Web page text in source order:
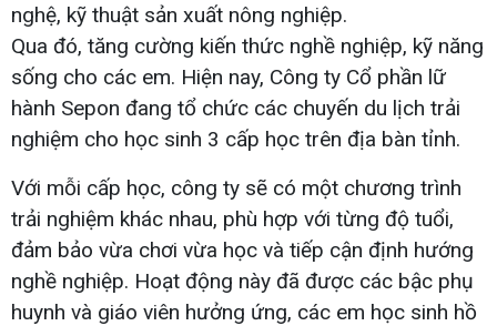
nghệ, kỹ thuật sản xuất nông nghiệp.
Qua đó, tăng cường kiến thức nghề nghiệp, kỹ năng
sống cho các em. Hiện nay, Công ty Cổ phần lữ
hành Sepon đang tổ chức các chuyến du lịch trải
nghiệm cho học sinh 3 cấp học trên địa bàn tỉnh.
Với mỗi cấp học, công ty sẽ có một chương trình
trải nghiệm khác nhau, phù hợp với từng độ tuổi,
đảm bảo vừa chơi vừa học và tiếp cận định hướng
nghề nghiệp. Hoạt động này đã được các bậc phụ
huynh và giáo viên hưởng ứng, các em học sinh hồ